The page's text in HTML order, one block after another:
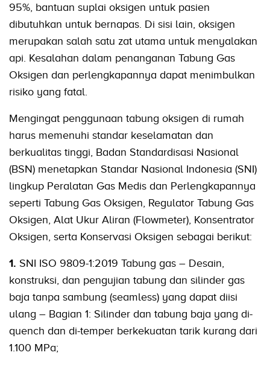
95%, bantuan suplai oksigen untuk pasien
dibutuhkan untuk bernapas. Di sisi lain, oksigen
merupakan salah satu zat utama untuk menyalakan
api. Kesalahan dalam penanganan Tabung Gas
Oksigen dan perlengkapannya dapat menimbulkan
risiko yang fatal.
Mengingat penggunaan tabung oksigen di rumah
harus memenuhi standar keselamatan dan
berkualitas tinggi, Badan Standardisasi Nasional
(BSN) menetapkan Standar Nasional Indonesia (SNI)
lingkup Peralatan Gas Medis dan Perlengkapannya
seperti Tabung Gas Oksigen, Regulator Tabung Gas
Oksigen, Alat Ukur Aliran (Flowmeter), Konsentrator
Oksigen, serta Konservasi Oksigen sebagai berikut:
1. SNI ISO 9809-1:2019 Tabung gas – Desain,
konstruksi, dan pengujian tabung dan silinder gas
baja tanpa sambung (seamless) yang dapat diisi
ulang – Bagian 1: Silinder dan tabung baja yang di-
quench dan di-temper berkekuatan tarik kurang dari
1.100 MPa;